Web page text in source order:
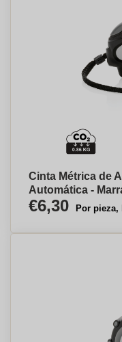
Cinta Métrica de
Automática -
€6,30 Por pieza,